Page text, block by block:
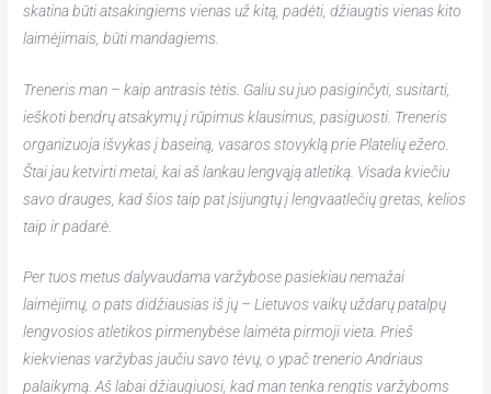
skatina būti atsakingiems vienas už kitą, padėti, džiaugtis vienas kito
laimėjimais, būti mandagiems.
Treneris man – kaip antrasis tėtis. Galiu su juo pasiginčyti, susitarti,
ieškoti bendrų atsakymų į rūpimus klausimus, pasiguosti. Treneris
organizuoja išvykas į baseiną, vasaros stovyklą prie Platelių ežero.
Štai jau ketvirti metai, kai aš lankau lengvąją atletiką. Visada kviečiu
savo drauges, kad šios taip pat įsijungtų į lengvaatlečių gretas, kelios
taip ir padarė.
Per tuos metus dalyvaudama varžybose pasiekiau nemažai
laimėjimų, o pats didžiausias iš jų – Lietuvos vaikų uždarų patalpų
lengvosios atletikos pirmenybėse laimėta pirmoji vieta. Prieš
kiekvienas varžybas jaučiu savo tėvų, o ypač trenerio Andriaus
palaikymą. Aš labai džiaugiuosi, kad man tenka rengtis varžyboms